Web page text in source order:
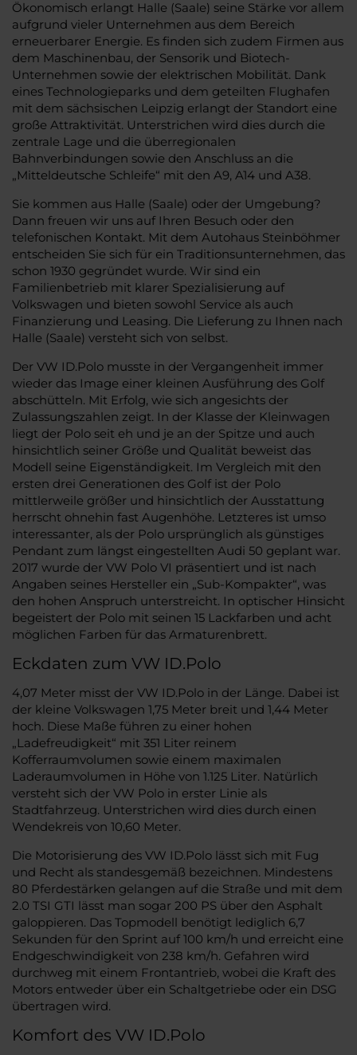
Ökonomisch erlangt Halle (Saale) seine Stärke vor allem
aufgrund vieler Unternehmen aus dem Bereich
erneuerbarer Energie. Es finden sich zudem Firmen aus
dem Maschinenbau, der Sensorik und Biotech-
Unternehmen sowie der elektrischen Mobilität. Dank
eines Technologieparks und dem geteilten Flughafen
mit dem sächsischen Leipzig erlangt der Standort eine
große Attraktivität. Unterstrichen wird dies durch die
zentrale Lage und die überregionalen
Bahnverbindungen sowie den Anschluss an die
„Mitteldeutsche Schleife“ mit den A9, A14 und A38.
Sie kommen aus Halle (Saale) oder der Umgebung?
Dann freuen wir uns auf Ihren Besuch oder den
telefonischen Kontakt. Mit dem Autohaus Steinböhmer
entscheiden Sie sich für ein Traditionsunternehmen, das
schon 1930 gegründet wurde. Wir sind ein
Familienbetrieb mit klarer Spezialisierung auf
Volkswagen und bieten sowohl Service als auch
Finanzierung und Leasing. Die Lieferung zu Ihnen nach
Halle (Saale) versteht sich von selbst.
Der VW ID.Polo musste in der Vergangenheit immer
wieder das Image einer kleinen Ausführung des Golf
abschütteln. Mit Erfolg, wie sich angesichts der
Zulassungszahlen zeigt. In der Klasse der Kleinwagen
liegt der Polo seit eh und je an der Spitze und auch
hinsichtlich seiner Größe und Qualität beweist das
Modell seine Eigenständigkeit. Im Vergleich mit den
ersten drei Generationen des Golf ist der Polo
mittlerweile größer und hinsichtlich der Ausstattung
herrscht ohnehin fast Augenhöhe. Letzteres ist umso
interessanter, als der Polo ursprünglich als günstiges
Pendant zum längst eingestellten Audi 50 geplant war.
2017 wurde der VW Polo VI präsentiert und ist nach
Angaben seines Hersteller ein „Sub-Kompakter“, was
den hohen Anspruch unterstreicht. In optischer Hinsicht
begeistert der Polo mit seinen 15 Lackfarben und acht
möglichen Farben für das Armaturenbrett.
Eckdaten zum VW ID.Polo
4,07 Meter misst der VW ID.Polo in der Länge. Dabei ist
der kleine Volkswagen 1,75 Meter breit und 1,44 Meter
hoch. Diese Maße führen zu einer hohen
„Ladefreudigkeit“ mit 351 Liter reinem
Kofferraumvolumen sowie einem maximalen
Laderaumvolumen in Höhe von 1.125 Liter. Natürlich
versteht sich der VW Polo in erster Linie als
Stadtfahrzeug. Unterstrichen wird dies durch einen
Wendekreis von 10,60 Meter.
Die Motorisierung des VW ID.Polo lässt sich mit Fug
und Recht als standesgemäß bezeichnen. Mindestens
80 Pferdestärken gelangen auf die Straße und mit dem
2.0 TSI GTI lässt man sogar 200 PS über den Asphalt
galoppieren. Das Topmodell benötigt lediglich 6,7
Sekunden für den Sprint auf 100 km/h und erreicht eine
Endgeschwindigkeit von 238 km/h. Gefahren wird
durchweg mit einem Frontantrieb, wobei die Kraft des
Motors entweder über ein Schaltgetriebe oder ein DSG
übertragen wird.
Komfort des VW ID.Polo